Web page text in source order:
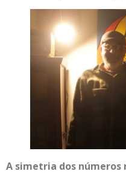
A simetria dos números